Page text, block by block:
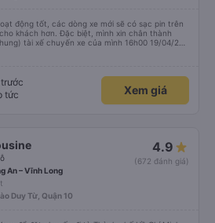
động tốt, các dòng xe mới sẽ có sạc pin trên
mình xin chân thành
tài xế chuyến xe của mình 16h00 19/04/26
lại điện thoại và ví bỏ quên ở văn phòng Cao
hộp, bọc kĩ, chống sốc, có dán nhãn đàng
tức
Xem giá
4.9
(672 đánh giá)
An – Vĩnh Long
Duy Từ, Quận 10